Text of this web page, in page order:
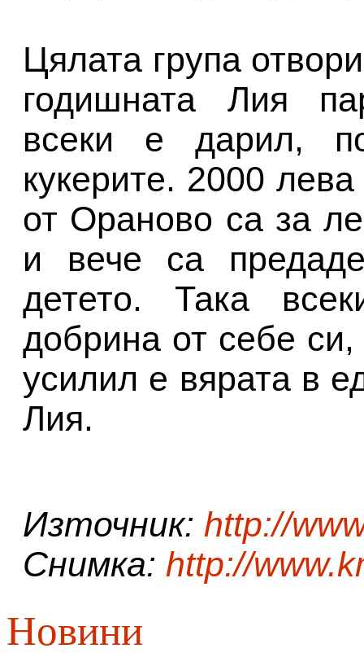
Цялата група
годишната Лия
всеки е дарил,
кукерите. 2000
от Ораново са за
и вече са
детето. Така
добрина от себе
усилил е вярата в
Лия.
Източник: http://
Снимка: http://
Новини